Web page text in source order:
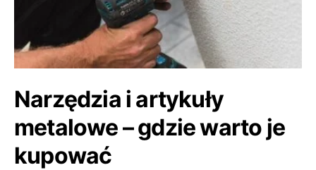
Narzędzia i artykuły
metalowe – gdzie warto je
kupować